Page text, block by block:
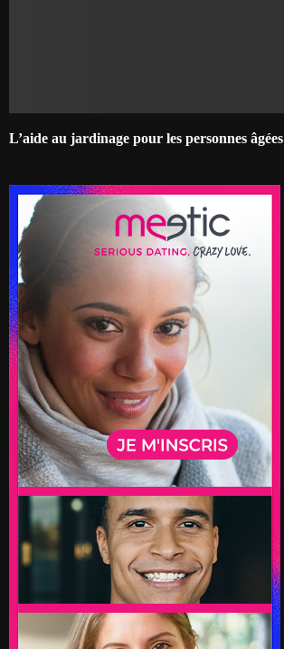
L’aide au jardinage pour les personnes âgées